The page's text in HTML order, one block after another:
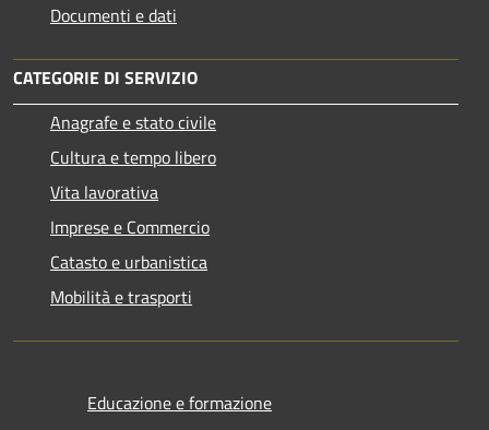
Documenti e dati
CATEGORIE DI SERVIZIO
Anagrafe e stato civile
Cultura e tempo libero
Vita lavorativa
Imprese e Commercio
Catasto e urbanistica
Mobilità e trasporti
Educazione e formazione